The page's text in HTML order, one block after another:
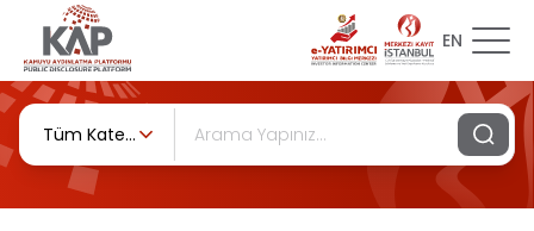
EN
Tüm Kategoriler